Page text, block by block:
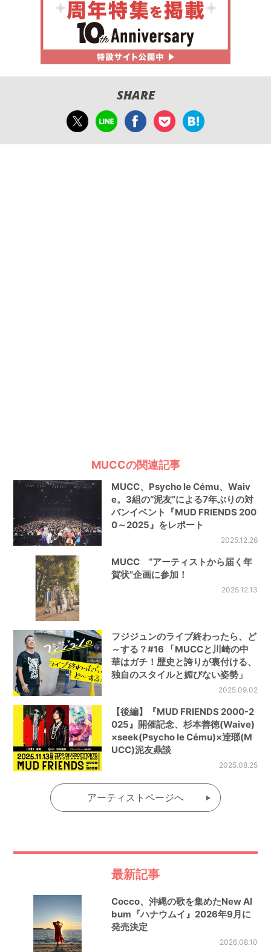
SHARE
MUCCの関連記事
MUCC、Psycho le Cému、Waiv
e。3組の“泥友”による7年ぶりの対
バンイベント『MUD FRIENDS 200
0～2025』をレポート
2025.12.26
MUCC “アーティストから届く年
賀状”企画に参加！
2025.12.13
フジジュンのライブ終わったら、ど
～する？#16 「MUCCと川崎の中
華はガチ！歴史と誇りが裏付ける、
独自のスタイルと媚びない姿勢」
2025.09.02
【後編】『MUD FRIENDS 2000-2
025』開催記念、杉本善徳(Waive)
×seek(Psycho le Cému)×逹瑯(M
UCC)泥友鼎談
2025.08.25
アーティストページへ
最新記事
Cocco、沖縄の歌を集めたNew Al
bum『ハナウムイ』2026年9月に
発売決定
2026.08.10